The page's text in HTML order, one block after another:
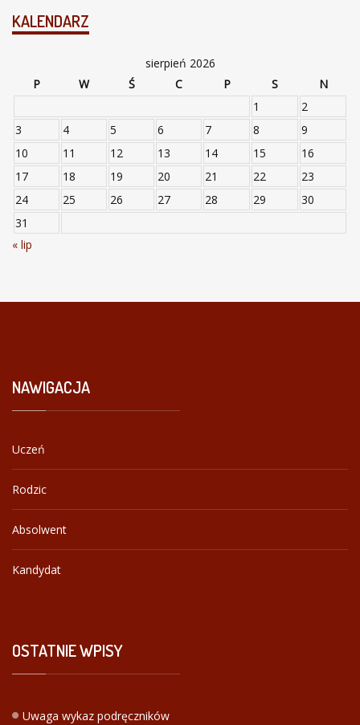
KALENDARZ
sierpień 2026
P
W Ś C P S
N
1
2
3
4 5 6 7 8
9
10
11 12 13 14 15
16
17
18 19 20 21 22
23
24
25 26 27 28 29
30
31
« lip
NAWIGACJA
Uczeń
Rodzic
Absolwent
Kandydat
OSTATNIEWPISY
Uwaga wykaz podręczników